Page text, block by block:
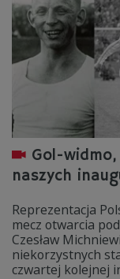
Gol-
naszych
Reprezentacja
mecz otwarcia
Czesław
niekorzystnych
czwartej kolejnej